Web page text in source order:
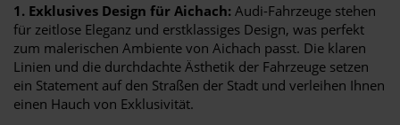
1. Exklusives Design für Aichach: Audi-Fahrzeuge stehen
für zeitlose Eleganz und erstklassiges Design, was perfekt
zum malerischen Ambiente von Aichach passt. Die klaren
Linien und die durchdachte Ästhetik der Fahrzeuge setzen
ein Statement auf den Straßen der Stadt und verleihen Ihnen
einen Hauch von Exklusivität.